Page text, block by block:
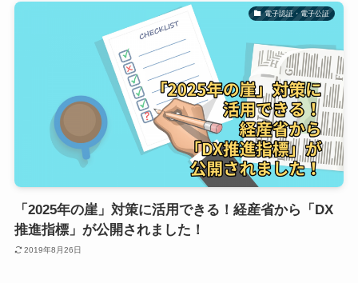
電子認証・電子公証
「2025年の崖」対策に活用できる！経産省から「DX
推進指標」が公開されました！
2019年8月26日